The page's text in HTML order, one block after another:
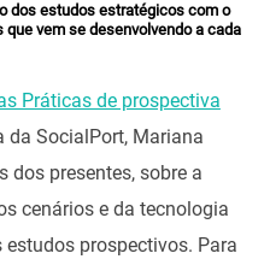
dos estudos estratégicos com o
vem se desenvolvendo a cada
Práticas de prospectiva
da SocialPort, Mariana
dos presentes, sobre a
cenários e da tecnologia
prospectivos. Para